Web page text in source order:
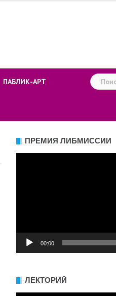
ПАБЛИК-АРТ Найти:
ПРЕМИЯ ЛИБМИССИИ
00:00
ЛЕКТОРИЙ